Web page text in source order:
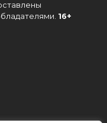
16+